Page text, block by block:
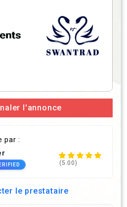
l'annonce
par :
(5.00)
le prestataire